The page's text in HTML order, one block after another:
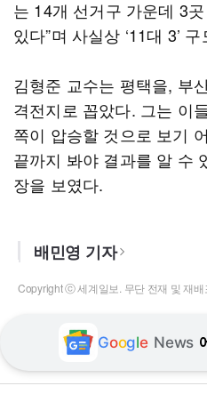
는 14개 선거구 가운데 3
있다”며 사실상 ‘11대 3’
김형준 교수는 평택을, 부
격전지로 꼽았다. 그는 이
쪽이 압승할 것으로 보기
끝까지 봐야 결과를 알 수
장을 보였다.
배민영 기자
Copyright ⓒ 세계일보. 무단 전재 및 재배
Google News